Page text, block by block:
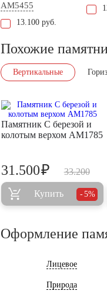
AM5455
13.100 руб.
Похожие
Вертикальные
Памятник С березой и
колотым верхом AM1785
33.200
31.500₽
Купить 5%
Оформление
Лицевое
Природа